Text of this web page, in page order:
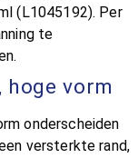
(L1045192). Per
te
hoge vorm
onderscheiden
versterkte rand,